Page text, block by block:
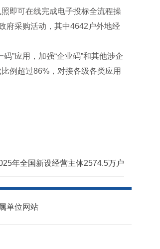
即可在线完成电子投标全流程操
府采购活动，其中4642户外地经
”应用，加强“企业码”和其他涉企
例超过86%，对接各级各类应用
年全国新设经营主体2574.5万户
单位网站